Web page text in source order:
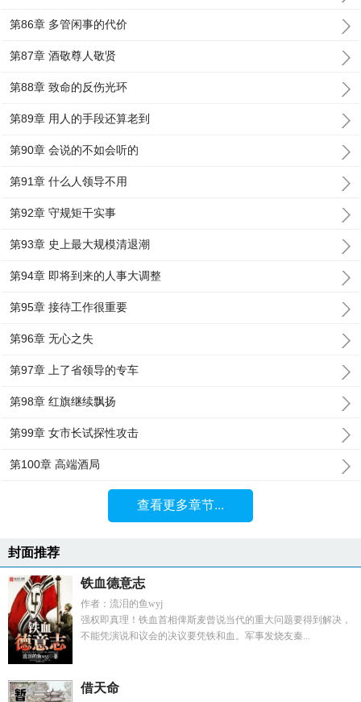
第86章 多管闲事的代价
第87章 酒敬尊人敬贤
第88章 致命的反伤光环
第89章 用人的手段还算老到
第90章 会说的不如会听的
第91章 什么人领导不用
第92章 守规矩干实事
第93章 史上最大规模清退潮
第94章 即将到来的人事大调整
第95章 接待工作很重要
第96章 无心之失
第97章 上了省领导的专车
第98章 红旗继续飘扬
第99章 女市长试探性攻击
第100章 高端酒局
查看更多章节...
封面推荐
铁血德意志
作者：流泪的鱼wyj
强权即真理！铁血首相俾斯麦曾说当代的重大问题要得到解决，
不能凭演说和议会的决议要凭铁和血。军事发烧友秦...
借天命